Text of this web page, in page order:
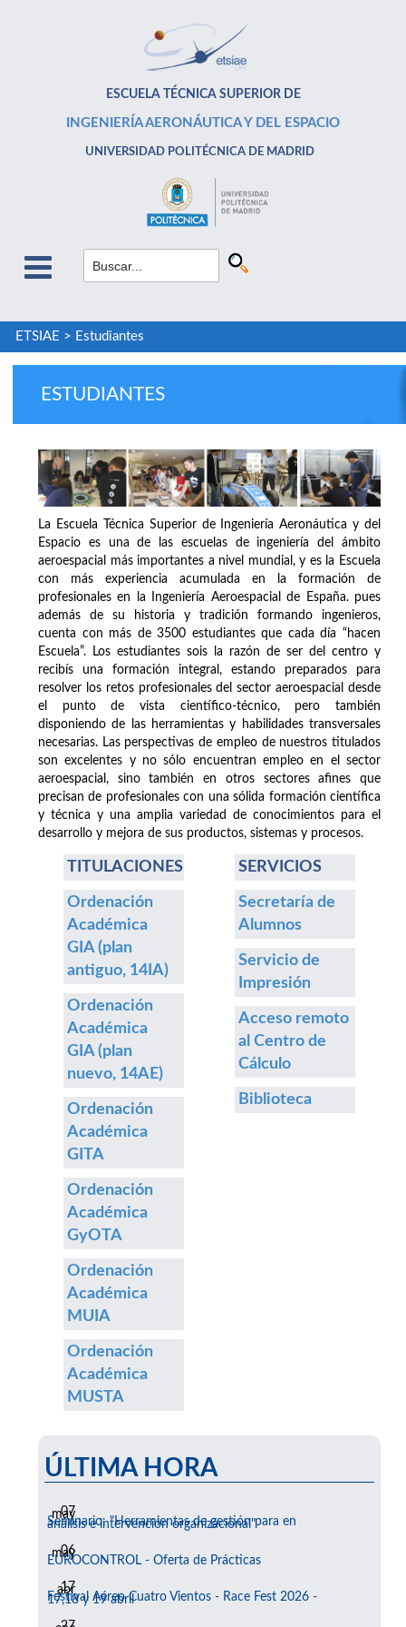
ESCUELA TÉCNICA SUPERIOR DE
INGENIERÍA AERONÁUTICA Y DEL ESPACIO
UNIVERSIDAD POLITÉCNICA DE MADRID
ETSIAE > Estudiantes
ESTUDIANTES
La Escuela Técnica Superior de Ingeniería Aeronáutica y del
Espacio es una de las escuelas de ingeniería del ámbito
aeroespacial más importantes a nivel mundial, y es la Escuela
con más experiencia acumulada en la formación de
profesionales en la Ingeniería Aeroespacial de España. pues
además de su historia y tradición formando ingenieros,
cuenta con más de 3500 estudiantes que cada día “hacen
Escuela”. Los estudiantes sois la razón de ser del centro y
recibís una formación integral, estando preparados para
resolver los retos profesionales del sector aeroespacial desde
el punto de vista científico-técnico, pero también
disponiendo de las herramientas y habilidades transversales
necesarias. Las perspectivas de empleo de nuestros titulados
son excelentes y no sólo encuentran empleo en el sector
aeroespacial, sino también en otros sectores afines que
precisan de profesionales con una sólida formación científica
y técnica y una amplia variedad de conocimientos para el
desarrollo y mejora de sus productos, sistemas y procesos.
TITULACIONES
Ordenación
Académica
GIA (plan
antiguo, 14IA)
Ordenación
Académica
GIA (plan
nuevo, 14AE)
Ordenación
Académica
GITA
Ordenación
Académica
GyOTA
Ordenación
Académica
MUIA
Ordenación
Académica
MUSTA
SERVICIOS
Secretaría de
Alumnos
Servicio de
Impresión
Acceso remoto
al Centro de
Cálculo
Biblioteca
ÚLTIMA HORA
07
may
Seminario: "Herramientas de gestión para en
análisis e intervención organizacional"
06
may
EUROCONTROL - Oferta de Prácticas
17
abr
Festival Aéreo Cuatro Vientos - Race Fest 2026 -
17,18 y 19 abril